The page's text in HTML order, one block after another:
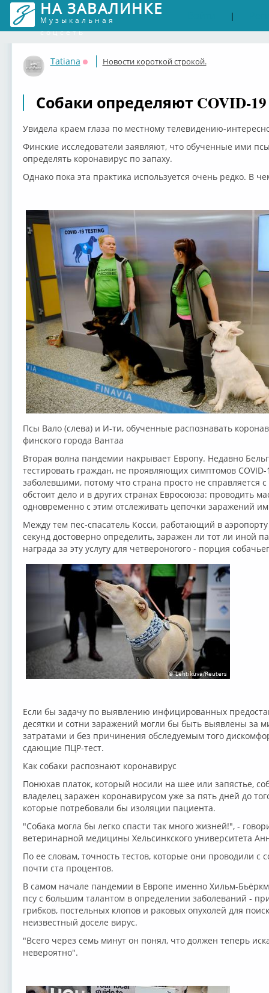
НА ЗАВАЛИНКЕ
Музыкальная
соцсеть
|
Tatiana
Оффлайн
Новости короткой строкой.
Собаки определяют COVID-
Увидела краем глаза по местному телевидению-
Финские исследователи заявляют, что обученные ими
определять коронавирус по запаху.
Однако пока эта практика используется очень редко. В
Псы Вало (слева) и И-ти, обученные распознавать
финского города Вантаа
Вторая волна пандемии накрывает Европу. Недавно
тестировать граждан, не проявляющих симптомов
заболевшими, потому что страна просто не справляется
обстоит дело и в других странах Евросоюза: проводить
одновременно с этим отслеживать цепочки заражений им
Между тем пес-спасатель Косси, работающий в аэропорту
секунд достоверно определить, заражен ли тот ли иной
награда за эту услугу для четвероногого - порция
Если бы задачу по выявлению инфицированных
десятки и сотни заражений могли бы быть выявлены за
затратами и без причинения обследуемым того
сдающие ПЦР-тест.
Как собаки распознают коронавирус
Понюхав платок, который носили на шее или запястье,
владелец заражен коронавирусом уже за пять дней до
которые потребовали бы изоляции пациента.
"Собака могла бы легко спасти так много жизней!", -
ветеринарной медицины Хельсинкского университета
По ее словам, точность тестов, которые они проводили с
почти ста процентов.
В самом начале пандемии в Европе именно Хильм-
псу с большим талантом в определении заболеваний -
грибков, постельных клопов и раковых опухолей для
неизвестный доселе вирус.
"Всего через семь минут он понял, что должен теперь
невероятно".